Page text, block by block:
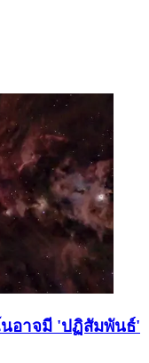
นอาจมี 'ปฏิสัมพันธ์'